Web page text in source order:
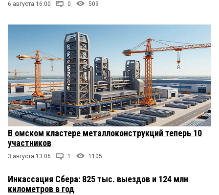
6 августа 16:00 0 509
В омском кластере металлоконструкций теперь 10
участников
3 августа 13:06 1 1105
Инкассация Сбера: 825 тыс. выездов и 124 млн
километров в год